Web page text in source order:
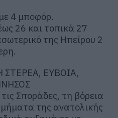
4 μποφόρ.
26 και τοπικά 27
της Ηπείρου 2
ΣΤΕΡΕΑ, ΕΥΒΟΙΑ,
Σποράδες, τη βόρεια
της ανατολικής